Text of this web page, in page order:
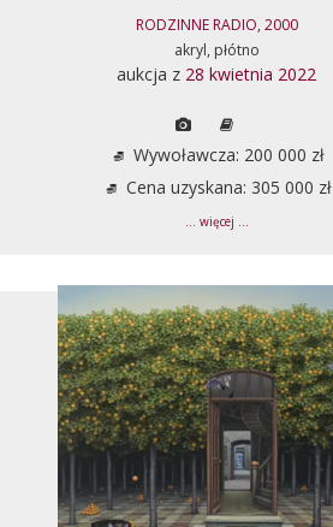
RODZINNE RADIO, 2000
akryl, płótno
aukcja z 28 kwietnia 2022
Wywoławcza: 200 000 zł
Cena uzyskana: 305 000 zł
... więcej ...